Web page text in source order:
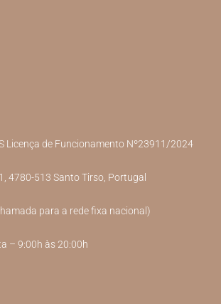
Licença de Funcionamento Nº23911/2024
4780-513 Santo Tirso, Portugal
para a rede fixa nacional)
– 9:00h às 20:00h